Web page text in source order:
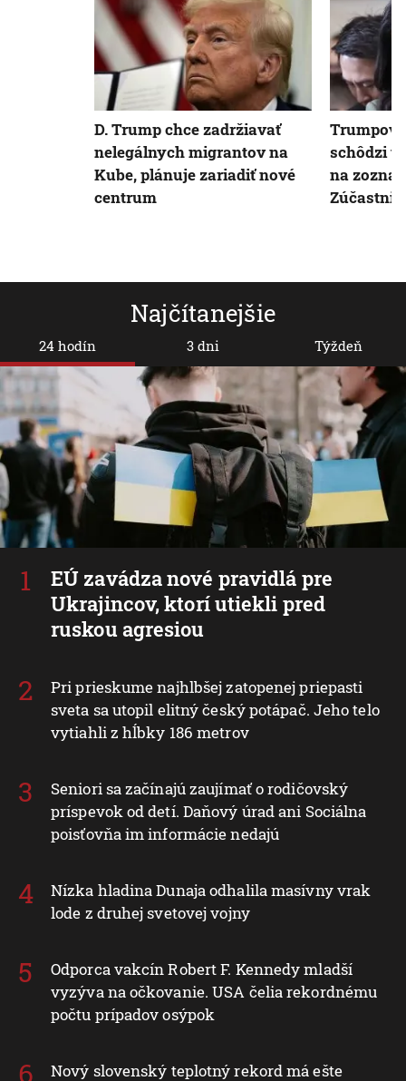
Najčítanejšie
24 hodín
EÚ zavádza nové pravidlá pre
Ukrajincov, ktorí utiekli pred
ruskou agresiou
Pri prieskume najhlbšej zatopenej priepasti
sveta sa utopil elitný český potápač. Jeho telo
vytiahli z hĺbky 186 metrov
Seniori sa začínajú zaujímať o rodičovský
príspevok od detí. Daňový úrad ani Sociálna
poisťovňa im informácie nedajú
Nízka hladina Dunaja odhalila masívny vrak
lode z druhej svetovej vojny
Odporca vakcín Robert F. Kennedy mladší
vyzýva na očkovanie. USA čelia rekordnému
počtu prípadov osýpok
Nový slovenský teplotný rekord má ešte
3 dni Týždeň
D. Trump chce zadržiavať
nelegálnych migrantov na
Kube, plánuje zariadiť nové
centrum
schôdzi
na
Zúčastniť